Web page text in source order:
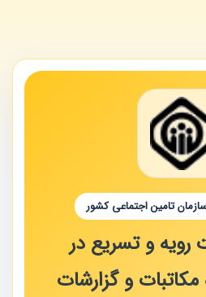
تامین اجتماعی کشور
رویه و تسریع در
و گزارشات